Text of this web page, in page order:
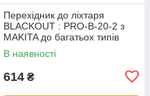
Перехідник до лiхтаря
BLACKOUT : PRO-B-20-2 з
MAKITA до багатьох типiв
iнструменту
В наявності
614 ₴